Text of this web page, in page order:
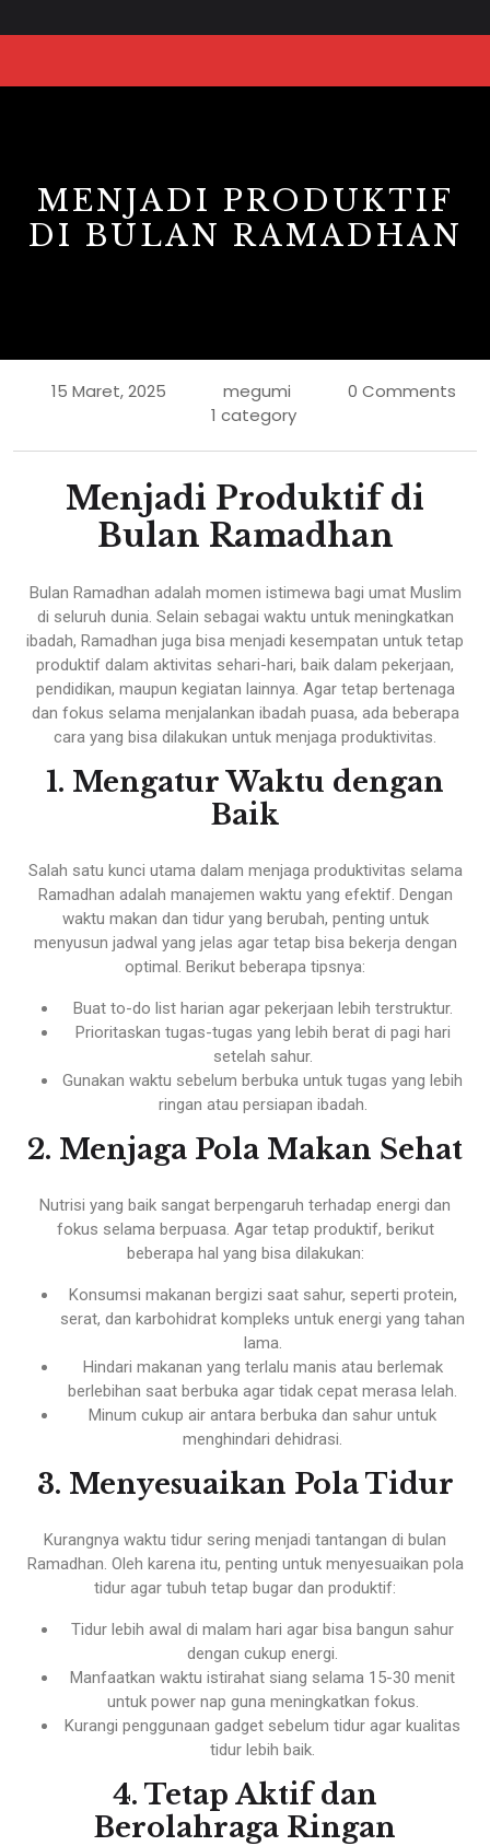
MENJADI PRODUKTIF
DI BULAN RAMADHAN
15 Maret, 2025 megumi
0 Comments
1 category
Menjadi Produktif di
Bulan Ramadhan
Bulan Ramadhan adalah momen istimewa bagi umat Muslim
di seluruh dunia. Selain sebagai waktu untuk meningkatkan
ibadah, Ramadhan juga bisa menjadi kesempatan untuk tetap
produktif dalam aktivitas sehari-hari, baik dalam pekerjaan,
pendidikan, maupun kegiatan lainnya. Agar tetap bertenaga
dan fokus selama menjalankan ibadah puasa, ada beberapa
cara yang bisa dilakukan untuk menjaga produktivitas.
1. Mengatur Waktu dengan
Baik
Salah satu kunci utama dalam menjaga produktivitas selama
Ramadhan adalah manajemen waktu yang efektif. Dengan
waktu makan dan tidur yang berubah, penting untuk
menyusun jadwal yang jelas agar tetap bisa bekerja dengan
optimal. Berikut beberapa tipsnya:
Buat to-do list harian agar pekerjaan lebih terstruktur.
Prioritaskan tugas-tugas yang lebih berat di pagi hari
setelah sahur.
Gunakan waktu sebelum berbuka untuk tugas yang lebih
ringan atau persiapan ibadah.
2. Menjaga Pola Makan Sehat
Nutrisi yang baik sangat berpengaruh terhadap energi dan
fokus selama berpuasa. Agar tetap produktif, berikut
beberapa hal yang bisa dilakukan:
Konsumsi makanan bergizi saat sahur, seperti protein,
serat, dan karbohidrat kompleks untuk energi yang tahan
lama.
Hindari makanan yang terlalu manis atau berlemak
berlebihan saat berbuka agar tidak cepat merasa lelah.
Minum cukup air antara berbuka dan sahur untuk
menghindari dehidrasi.
3. Menyesuaikan Pola Tidur
Kurangnya waktu tidur sering menjadi tantangan di bulan
Ramadhan. Oleh karena itu, penting untuk menyesuaikan pola
tidur agar tubuh tetap bugar dan produktif:
Tidur lebih awal di malam hari agar bisa bangun sahur
dengan cukup energi.
Manfaatkan waktu istirahat siang selama 15-30 menit
untuk power nap guna meningkatkan fokus.
Kurangi penggunaan gadget sebelum tidur agar kualitas
tidur lebih baik.
4. Tetap Aktif dan
Berolahraga Ringan